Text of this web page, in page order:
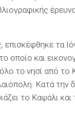
τα
οποίο και
το νησί από
Κατά την
το Καψάλι